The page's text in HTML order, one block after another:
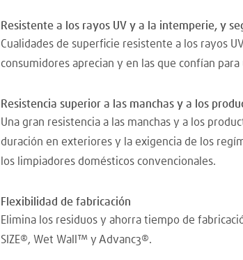
Resistente a los rayos UV y a la intemperie, y
Cualidades de superficie resistente a los rayos
consumidores aprecian y en las que confían
Resistencia superior a las manchas y a los
Una gran resistencia a las manchas y a los
duración en exteriores y la exigencia de los
los limpiadores domésticos convencionales.
Flexibilidad de fabricación
Elimina los residuos y ahorra tiempo de
SIZE®, Wet Wall™ y Advanc3®.